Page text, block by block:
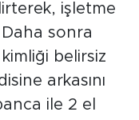
işletme
Daha sonra
belirsiz
arkasını
ile 2 el